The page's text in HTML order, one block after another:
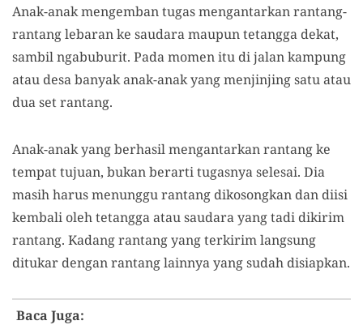
Anak-anak mengemban tugas mengantarkan rantang-
rantang lebaran ke saudara maupun tetangga dekat,
sambil ngabuburit. Pada momen itu di jalan kampung
atau desa banyak anak-anak yang menjinjing satu atau
dua set rantang.
Anak-anak yang berhasil mengantarkan rantang ke
tempat tujuan, bukan berarti tugasnya selesai. Dia
masih harus menunggu rantang dikosongkan dan diisi
kembali oleh tetangga atau saudara yang tadi dikirim
rantang. Kadang rantang yang terkirim langsung
ditukar dengan rantang lainnya yang sudah disiapkan.
Baca Juga: